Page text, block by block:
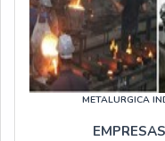
METALURGICA